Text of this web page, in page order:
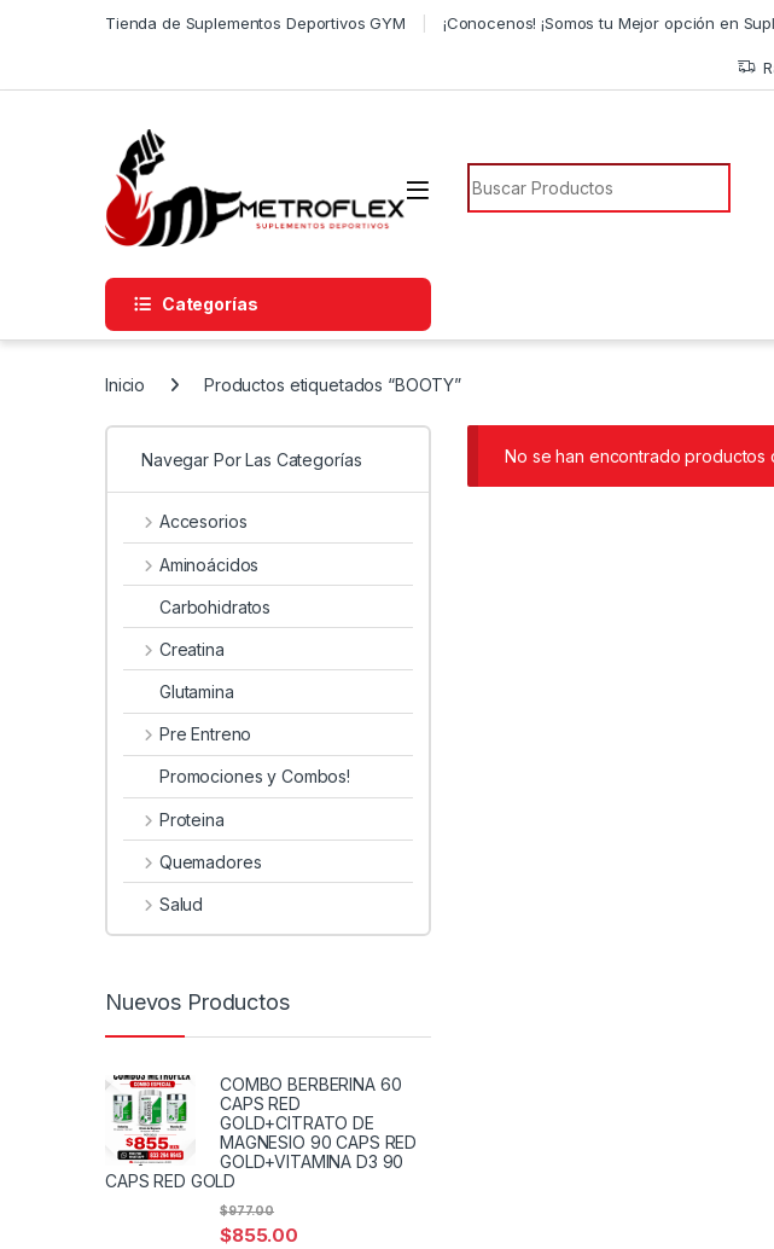
Tienda de Suplementos Deportivos GYM ¡Conocenos! ¡Somos tu Mejor opción en
Búsqueda de:
Categorías
Inicio Productos etiquetados “BOOTY”
No se han encontrado productos
Navegar Por Las Categorías
Accesorios
Aminoácidos
Carbohidratos
Creatina
Glutamina
Pre Entreno
Promociones y Combos!
Proteina
Quemadores
Salud
Nuevos Productos
COMBO BERBERINA 60
CAPS RED
GOLD+CITRATO DE
MAGNESIO 90 CAPS RED
GOLD+VITAMINA D3 90
CAPS RED GOLD
$855.00
$977.00